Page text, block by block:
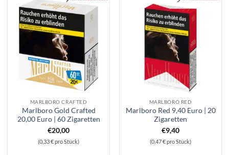
MARLBORO CRAFTED
Marlboro Gold Crafted
20,00 Euro | 60 Zigaretten
€20,00
(0,33 € pro Stück)
MARLBORO RED
Marlboro Red 9,40 Euro | 20
Zigaretten
€9,40
(0,47 € pro Stück)